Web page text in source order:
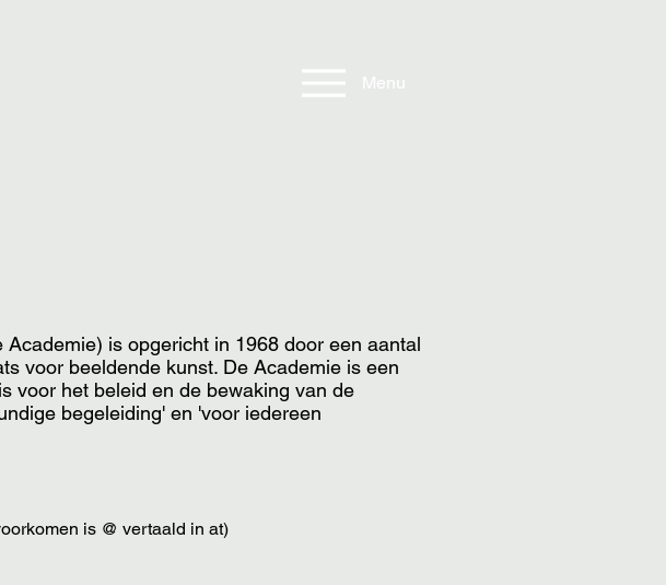
is opgericht in 1968 door een aantal
voor beeldende kunst. De Academie is een
voor het beleid en de bewaking van de
begeleiding' en 'voor iedereen
is @ vertaald in at)